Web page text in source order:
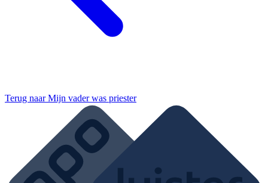
Terug naarMijn vader was priester